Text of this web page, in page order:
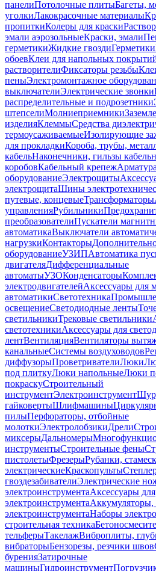
панелиПотолочные плитыБагеты,
уголкиЛакокрасочные материалы
пропиткиКолеры для краски
эмали аэрозольныеКраски, эмали
герметикиЖидкие гвоздиГерметики
обоевКлеи для напольных
растворителиФиксаторы резьбы
пеныЭлектромонтажное
выключателиЭлектрические звонки
распределительные и подрозетники
штепселиМолниеприемники
изделияКлеммыСредства
термоусаживаемыеИзолирующие
для прокладкиКороба, трубы,
кабельНаконечники, гильзы
коробовКабельный крепеж
оборудованиеЭлектрощиты
электрощитаШины
путевые, концевыеТрансформаторы
управленияРубильники
преобразователиПускатели
автоматикаВыключатели
нагрузкиКонтакторы
оборудованиеУЗИПАвтоматика
двигателяДифференциальные
автоматыУЗОКонденсаторы
электродвигателейАксессуары для
автоматикиСветотехника
освещениеСветодиодные ленты
светильникиТрековые светильники
светотехникиАксессуары для
лентВентиляцияВентиляторы
канальныеСистемы воздуховодов
диффузорыПроветривателиЛюки
под плиткуЛюки напольныеЛюки
покраскуСтроительный
инструментЭлектроинструмент
гайковертыШлифмашины
пилыПерфораторы, отбойные
молоткиЭлектролобзикиДрели
миксерыДальномеры
инструментыСтроительные фены
пистолетыФрезерыРубанки,
электрическиеКраскопульты
гвоздезабивателиЭлектрические
электроинструментаАксессуары для
электроинструментаАккумуляторы,
электроинструментаНаборы
строительная техника
тельферыТакелажВиброплиты,
вибраторыБензорезы, резчики швов
буренияЗатирочные
машиныГидроинструмент